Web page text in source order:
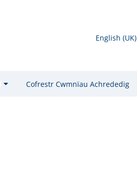
English (UK)
Cofrestr Cwmnïau Achrededig